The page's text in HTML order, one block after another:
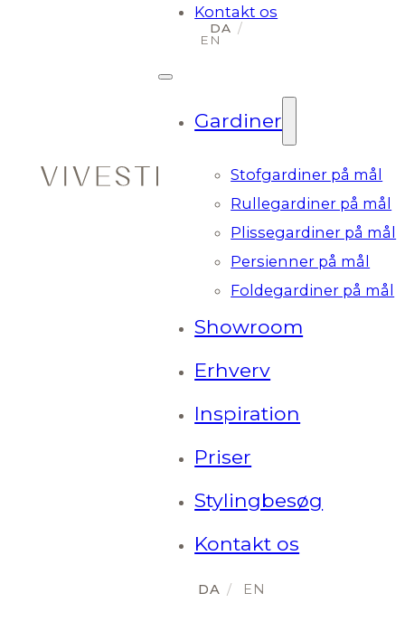
Kontakt os
Gardiner
Stofgardiner på mål
Rullegardiner på mål
Plissegardiner på mål
Persienner på mål
Foldegardiner på mål
Showroom
Erhverv
Inspiration
Priser
Stylingbesøg
Kontakt os